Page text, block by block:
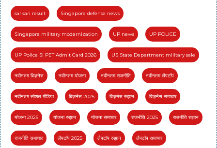
sarkari result Singapore defense news
Singapore military modernization UP news UP POLICE
UP Police SI PET Admit Card 2026 US State Department military sale
नवीनतम बिज़नेस नवीनतम योजना नवीनतम राजनीति नवीनतम लैपटॉप
नवीनतम सोशल मीडिया बिज़नेस 2025 बिज़नेस रुझान बिज़नेस समाचार
योजना 2025 योजना रुझान योजना समाचार राजनीति 2025 राजनीति रुझान
राजनीति समाचार लैपटॉप 2025 लैपटॉप रुझान लैपटॉप समाचार